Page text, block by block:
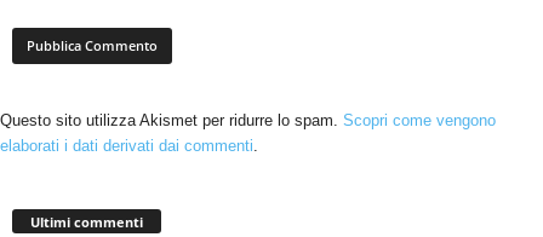
Questo sito utilizza Akismet per ridurre lo spam. Scopri come vengono
elaborati i dati derivati dai commenti.
Ultimi commenti